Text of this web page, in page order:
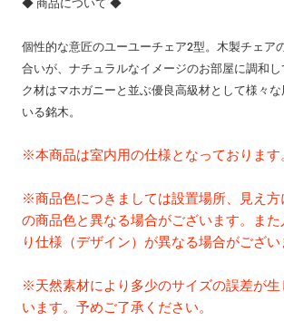
個性的な意匠のユーユーチェア2型。木製チェア
合いが、ナチュラルなイメージのお部屋に調和
ク材はマホガニーと並ぶ優良高級材として様々
いる銘木。
※本商品は室内用の仕様となっております
※商品色につきましては設置場所、見え方
の商品色と異なる場合がございます。また
り仕様（デザイン）が異なる場合がござい
※天然素材により多少のサイズの誤差が生
います。予めご了承ください。